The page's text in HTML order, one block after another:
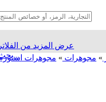
عرض المزيد من الفلاتر
بحث...
» مجوهرات »